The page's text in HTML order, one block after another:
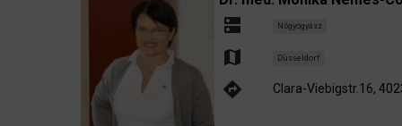
dns Nőgyógyász
map Düsseldorf
directions Clara-Viebigstr.16,